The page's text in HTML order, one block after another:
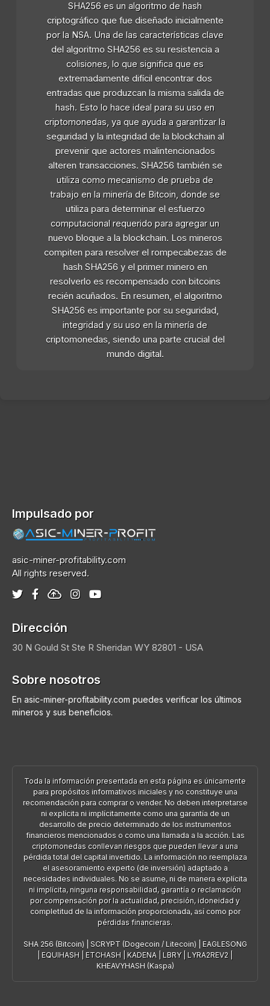
SHA256 es un algoritmo de hash
criptográfico que fue diseñado inicialmente
por la NSA. Una de las características clave
del algoritmo SHA256 es su resistencia a
colisiones, lo que significa que es
extremadamente difícil encontrar dos
entradas que produzcan la misma salida de
hash. Esto lo hace ideal para su uso en
criptomonedas, ya que ayuda a garantizar la
seguridad y la integridad de la blockchain al
prevenir que actores malintencionados
alteren transacciones. SHA256 también se
utiliza como mecanismo de prueba de
trabajo en la minería de Bitcoin, donde se
utiliza para determinar el esfuerzo
computacional requerido para agregar un
nuevo bloque a la blockchain. Los mineros
compiten para resolver el rompecabezas de
hash SHA256 y el primer minero en
resolverlo es recompensado con bitcoins
recién acuñados. En resumen, el algoritmo
SHA256 es importante por su seguridad,
integridad y su uso en la minería de
criptomonedas, siendo una parte crucial del
mundo digital.
Impulsado por
asic-miner-profitability.com
All rights reserved.
Dirección
30 N Gould St Ste R Sheridan WY 82801 - USA
Sobre nosotros
En asic-miner-profitability.com puedes verificar los últimos
mineros y sus beneficios.
Toda la información presentada en esta página es únicamente
para propósitos informativos iniciales y no constituye una
recomendación para comprar o vender. No deben interpretarse
ni explícita ni implícitamente como una garantía de un
desarrollo de precio determinado de los instrumentos
financieros mencionados o como una llamada a la acción. Las
criptomonedas conllevan riesgos que pueden llevar a una
pérdida total del capital invertido. La información no reemplaza
el asesoramiento experto (de inversión) adaptado a
necesidades individuales. No se asume, ni de manera explícita
ni implícita, ninguna responsabilidad, garantía o reclamación
por compensación por la actualidad, precisión, idoneidad y
completitud de la información proporcionada, así como por
pérdidas financieras.
SHA 256 (Bitcoin) SCRYPT (Dogecoin / Litecoin)
EAGLESONG
EQUIHASH ETCHASH KADENA LBRY| LYRA2REV2
KHEAVYHASH (Kaspa)